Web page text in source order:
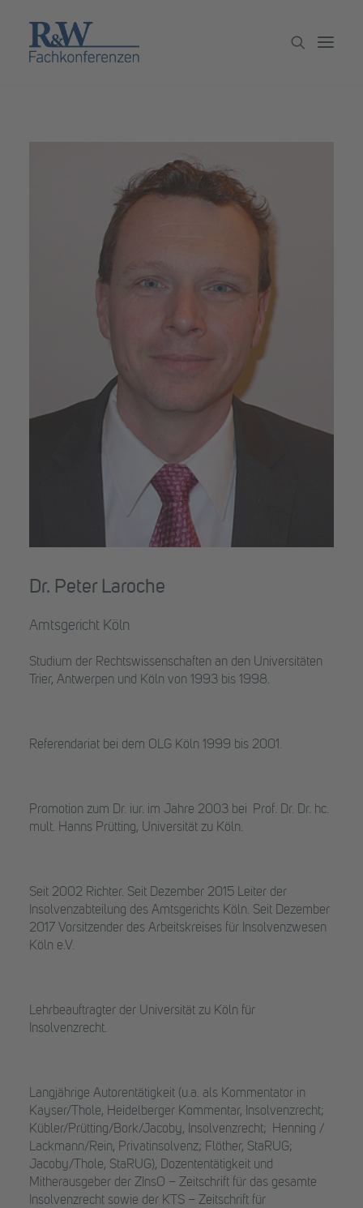
Partner werden
Newsletter
Dr. Peter Laroche
Amtsgericht Köln
Studium der Rechtswissenschaften an den Universitäten
Trier, Antwerpen und Köln von 1993 bis 1998.
Referendariat bei dem OLG Köln 1999 bis 2001.
Promotion zum Dr. iur. im Jahre 2003 bei Prof. Dr. Dr. hc.
mult. Hanns Prütting, Universität zu Köln.
Seit 2002 Richter. Seit Dezember 2015 Leiter der
Insolvenzabteilung des Amtsgerichts Köln. Seit Dezember
2017 Vorsitzender des Arbeitskreises für Insolvenzwesen
Köln e.V.
Lehrbeauftragter der Universität zu Köln für
Insolvenzrecht.
Langjährige Autorentätigkeit (u.a. als Kommentator in
Kayser/Thole, Heidelberger Kommentar, Insolvenzrecht;
Kübler/Prütting/Bork/Jacoby, Insolvenzrecht; Henning /
Lackmann/Rein, Privatinsolvenz; Flöther, StaRUG;
Jacoby/Thole, StaRUG), Dozententätigkeit und
Mitherausgeber der ZInsO – Zeitschrift für das gesamte
Insolvenzrecht sowie der KTS – Zeitschrift für